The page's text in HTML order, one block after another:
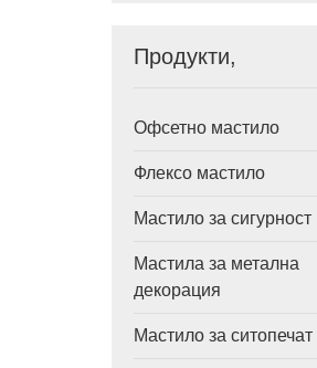
Продукти,
Офсетно мастило
Флексо мастило
Мастило за сигурност
Мастила за метална
декорация
Мастило за ситопечат